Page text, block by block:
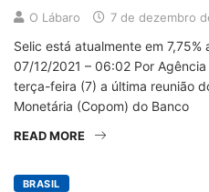
O Lábaro 7 de dezembro
Selic está atualmente em 7,75%
07/12/2021 – 06:02 Por
terça-feira (7) a última reunião
Monetária (Copom) do Banco
READ MORE
BRASIL